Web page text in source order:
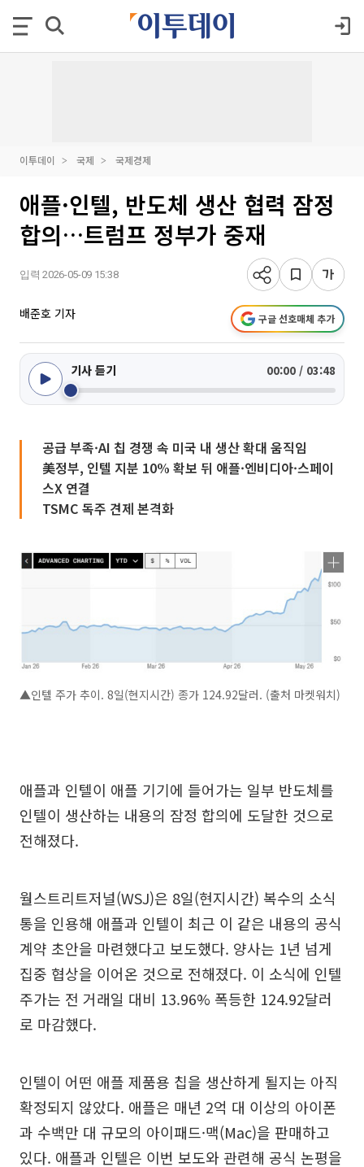
이투데이 국제 국제경제
애플·인텔, 반도체 생산 협력 잠정
합의…트럼프 정부가 중재
입력 2026-05-09 15:38
배준호 기자 구글 선호매체 추가
기사 듣기 00:00 / 03:48
공급 부족·AI 칩 경쟁 속 미국 내 생산 확대 움직임
美정부, 인텔 지분 10% 확보 뒤 애플·엔비디아·스페이
스X 연결
TSMC 독주 견제 본격화
▲인텔 주가 추이. 8일(현지시간) 종가 124.92달러. (출처 마켓워치)
애플과 인텔이 애플 기기에 들어가는 일부 반도체를
인텔이 생산하는 내용의 잠정 합의에 도달한 것으로
전해졌다.
월스트리트저널(WSJ)은 8일(현지시간) 복수의 소식
통을 인용해 애플과 인텔이 최근 이 같은 내용의 공식
계약 초안을 마련했다고 보도했다. 양사는 1년 넘게
집중 협상을 이어온 것으로 전해졌다. 이 소식에 인텔
주가는 전 거래일 대비 13.96% 폭등한 124.92달러
로 마감했다.
인텔이 어떤 애플 제품용 칩을 생산하게 될지는 아직
확정되지 않았다. 애플은 매년 2억 대 이상의 아이폰
과 수백만 대 규모의 아이패드·맥(Mac)을 판매하고
있다. 애플과 인텔은 이번 보도와 관련해 공식 논평을